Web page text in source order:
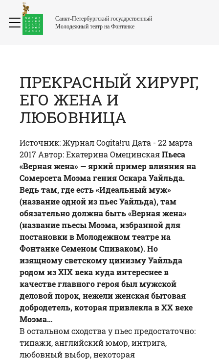
Санкт-Петербургский государственный
Молодежный театр на Фонтанке
ПРЕКРАСНЫЙ ХИРУРГ,
ЕГО ЖЕНА И
ЛЮБОВНИЦА
Источник: ЖурналCogita!ru Дата - 22 марта
2017 Автор: Екатерина ОмецинскаяПьеса
«Верная жена» — яркий пример влияния на
Сомерсета Моэма гения Оскара Уайльда.
Ведь там, где есть «Идеальный муж»
(название одной из пьес Уайльда), там
обязательно должна быть «Верная жена»
(название пьесы Моэма, избранной для
постановки в Молодежном театре на
Фонтанке Семеном Спиваком).Но
изящному светскому цинизму Уайльда
родом из ХIХ века куда интереснее в
качестве главного героя был мужской
деловой порок, нежели женская бытовая
добродетель, которая привлекла в ХХ веке
Моэма…
В остальном сходства у пьес предостаточно:
типажи, английский юмор, интрига,
любовный выбор, некоторая